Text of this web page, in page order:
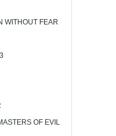
WITHOUT FEAR
OF EVIL